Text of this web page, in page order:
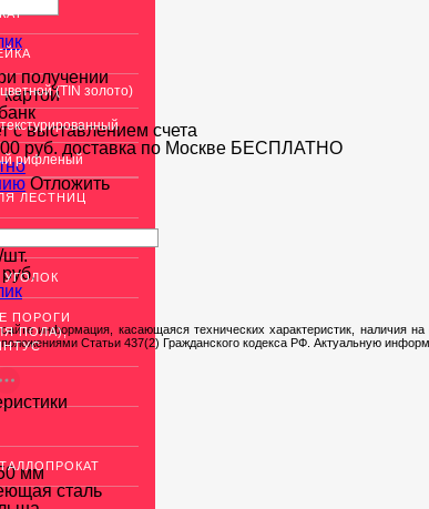
(TIN золото)
рифленый
ЛЕСТНИЦ
ПОРОГИ
ПОЛА),
получении
с выставлением счета
руб. доставка по Москве БЕСПЛАТНО
Отложить
/шт.
руб.
информация, касающаяся технических характеристик, наличия
Статьи 437(2) Гражданского кодекса РФ. Актуальную
мм
сталь